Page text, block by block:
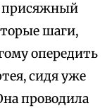
присяжный
шаги,
опередить
сидя уже
проводила